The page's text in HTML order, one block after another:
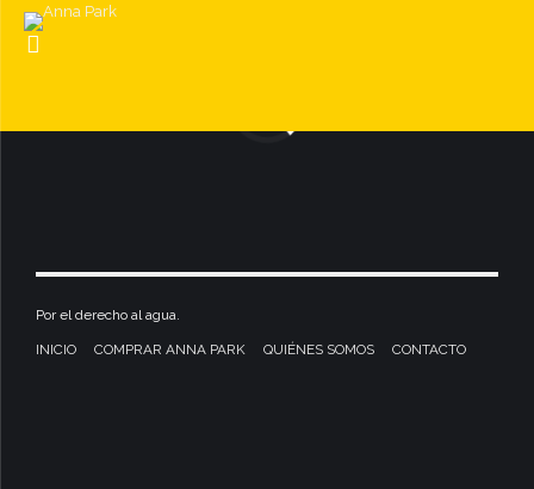
Por el derecho al agua.
INICIO COMPRAR ANNA PARK QUIÉNES SOMOS CONTACTO